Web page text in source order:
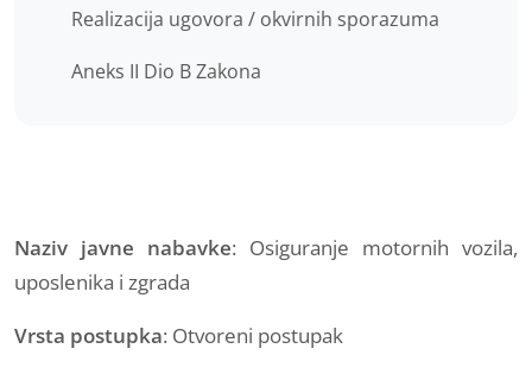
Realizacija ugovora / okvirnih sporazuma
Aneks II Dio B Zakona
Naziv javne nabavke: Osiguranje motornih vozila,
uposlenika i zgrada
Vrsta postupka: Otvoreni postupak